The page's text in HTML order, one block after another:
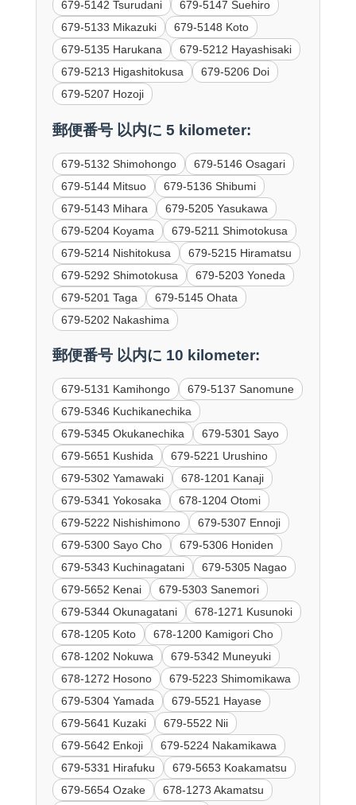
679-5142 Tsurudani
679-5147 Suehiro
679-5133 Mikazuki
679-5148 Koto
679-5135 Harukana
679-5212 Hayashisaki
679-5213 Higashitokusa
679-5206 Doi
679-5207 Hozoji
郵便番号 以内に 5 kilometer:
679-5132 Shimohongo
679-5146 Osagari
679-5144 Mitsuo
679-5136 Shibumi
679-5143 Mihara
679-5205 Yasukawa
679-5204 Koyama
679-5211 Shimotokusa
679-5214 Nishitokusa
679-5215 Hiramatsu
679-5292 Shimotokusa
679-5203 Yoneda
679-5201 Taga
679-5145 Ohata
679-5202 Nakashima
郵便番号 以内に 10 kilometer:
679-5131 Kamihongo
679-5137 Sanomune
679-5346 Kuchikanechika
679-5345 Okukanechika
679-5301 Sayo
679-5651 Kushida
679-5221 Urushino
679-5302 Yamawaki
678-1201 Kanaji
679-5341 Yokosaka
678-1204 Otomi
679-5222 Nishishimono
679-5307 Ennoji
679-5300 Sayo Cho
679-5306 Honiden
679-5343 Kuchinagatani
679-5305 Nagao
679-5652 Kenai
679-5303 Sanemori
679-5344 Okunagatani
678-1271 Kusunoki
678-1205 Koto
678-1200 Kamigori Cho
678-1202 Nokuwa
679-5342 Muneyuki
678-1272 Hosono
679-5223 Shimomikawa
679-5304 Yamada
679-5521 Hayase
679-5641 Kuzaki
679-5522 Nii
679-5642 Enkoji
679-5224 Nakamikawa
679-5331 Hirafuku
679-5653 Koakamatsu
679-5654 Ozake
678-1273 Akamatsu